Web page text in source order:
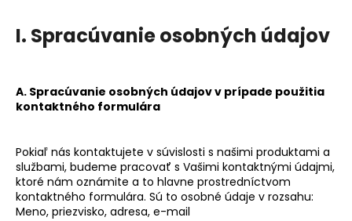
I. Spracúvanie osobných údajov
A. Spracúvanie osobných údajov v prípade použitia
kontaktného formulára
Pokiaľ nás kontaktujete v súvislosti s našimi produktami a
službami, budeme pracovať s Vašimi kontaktnými údajmi,
ktoré nám oznámite a to hlavne prostredníctvom
kontaktného formulára. Sú to osobné údaje v rozsahu:
Meno, priezvisko, adresa, e-mail
HĽADAŤ
O
d
p
o